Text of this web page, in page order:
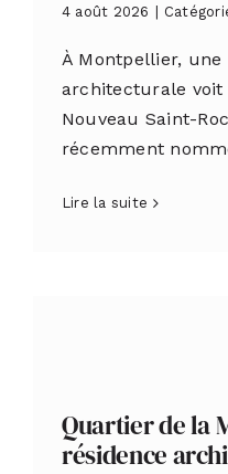
4 août 2026
À Montpellier,
architecturale voit
Nouveau Saint-
récemment
Lire la suite
Quartier de la
résidence